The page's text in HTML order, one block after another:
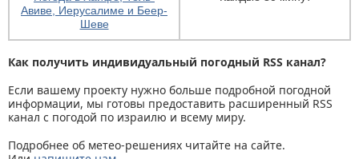
Авиве, Иерусалиме и Беер-
Шеве
Как получить индивидуальный погодный RSS канал?
Если вашему проекту нужно больше подробной погодной
информации, мы готовы предоставить расширенный RSS
канал с погодой по израилю и всему миру.
Подробнее об метео-решениях читайте на сайте.